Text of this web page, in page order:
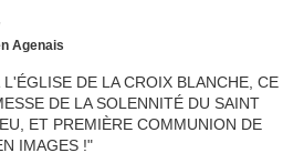
COMMUNION DE VAÏANA
IMAGES !
Agenais